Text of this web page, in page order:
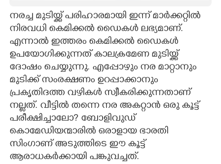
CARTOONS
LITERATURE
ZOOM
CONTACT US
നരച്ച മുടിയ്ക്ക് പരിഹാരമായി ഇന്ന് മാർക്കറ്റിൽ
നിരവധി കെമിക്കൽ ഡെെകൾ ലഭ്യമാണ്.
എന്നാൽ ഇത്തരം കെമിക്കൽ ഡെെകൾ
ഉപയോഗിക്കുന്നത് കാലക്രമേണ മുടിയ്ക്ക്
ദോഷം ചെയ്യുന്നു. എപ്പോഴും നര മാറ്റാനും
മുടിക്ക് സംരക്ഷണം ഉറപ്പാക്കാനും
പ്രകൃതിദത്ത വഴികൾ സ്വീകരിക്കുന്നതാണ്
നല്ലത്. വീട്ടിൽ തന്നെ നര അകറ്റാൻ ഒരു കൂട്ട്
പരീക്ഷിച്ചാലോ? ബോളിവുഡ്
കൊമേഡിയന്മാരിൽ ഒരാളായ ഭാരതി
സിംഗാണ് അടുത്തിടെ ഈ കൂട്ട്
ആരാധകർക്കായി പങ്കുവച്ചത്.